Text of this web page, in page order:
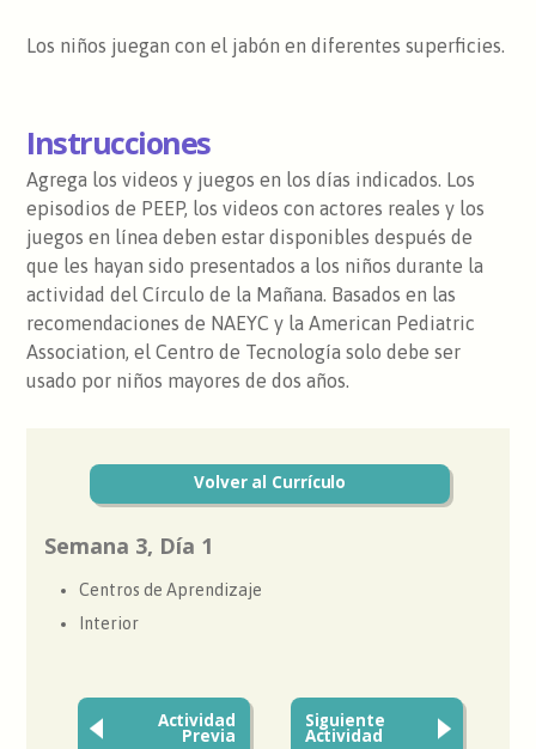
Los niños juegan con el jabón en diferentes superficies.
Instrucciones
Agrega los videos y juegos en los días indicados. Los
episodios de PEEP, los videos con actores reales y los
juegos en línea deben estar disponibles después de
que les hayan sido presentados a los niños durante la
actividad del Círculo de la Mañana. Basados en las
recomendaciones de NAEYC y la American Pediatric
Association, el Centro de Tecnología solo debe ser
usado por niños mayores de dos años.
Volver al Currículo
Semana 3, Día 1
Centros de Aprendizaje
Interior
Actividad
Previa
Siguiente
Actividad